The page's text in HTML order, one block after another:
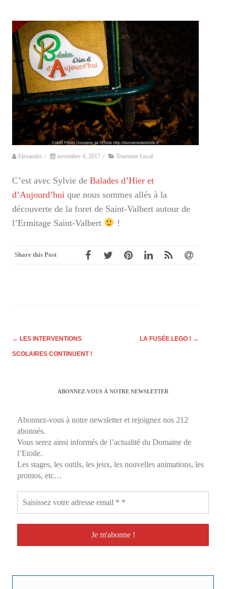
Alexandre / novembre 4, 2017 / Tourisme Local
C’est avec Sylvie de Balades d’Hier et
d’Aujourd’hui que nous sommes allés à la
découverte de la foret de Saint-Valbert autour de
l’Ermitage Saint-Valbert
!
Share this Post
Post
navigation
← LES INTERVENTIONS
SCOLAIRES CONTINUENT !
LA FUSÉE LEGO ! →
ABONNEZ-VOUS À NOTRE NEWSLETTER
Abonnez-vous à notre newsletter et rejoignez nos 212
abonnés.
Vous serez ainsi informés de l’actualité du Domaine de
l’Etoile.
Les stages, les outils, les jeux, les nouvelles animations, les
promos, etc…